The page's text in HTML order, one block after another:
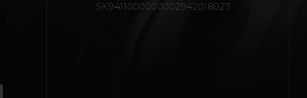
SK9411000000002942018027